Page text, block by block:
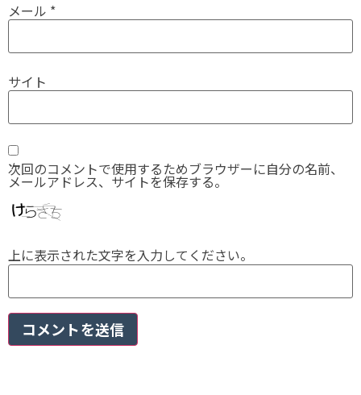
メール *
サイト
次回のコメントで使用するためブラウザーに自分の名前、
メールアドレス、サイトを保存する。
上に表示された文字を入力してください。